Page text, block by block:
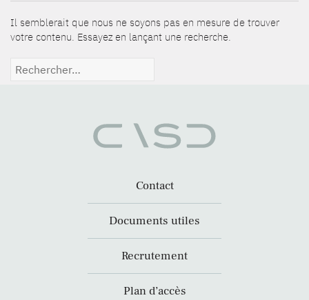
Il semblerait que nous ne soyons pas en mesure de trouver
votre contenu. Essayez en lançant une recherche.
Rechercher :
Contact
Documents utiles
Recrutement
Plan d’accès